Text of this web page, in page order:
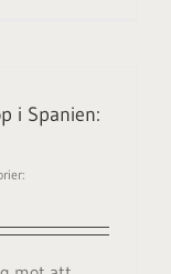
i Spanien: